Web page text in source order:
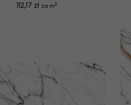
Cena
112,17 zł za m2